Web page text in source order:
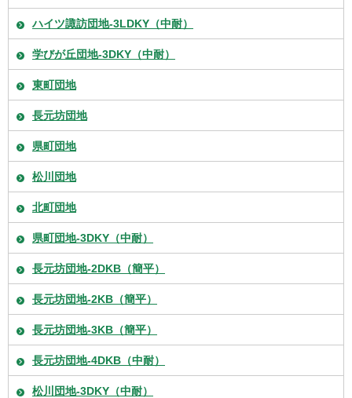
ハイツ諏訪団地-3LDKY（中耐）
学びが丘団地-3DKY（中耐）
東町団地
長元坊団地
県町団地
松川団地
北町団地
県町団地-3DKY（中耐）
長元坊団地-2DKB（簡平）
長元坊団地-2KB（簡平）
長元坊団地-3KB（簡平）
長元坊団地-4DKB（中耐）
松川団地-3DKY（中耐）